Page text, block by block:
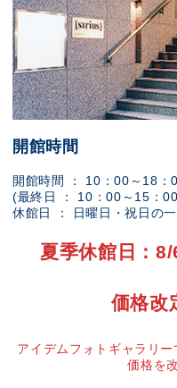
開館時間
開館時間 ： 10：00～18：
(最終日 ： 10：00～15：
休館日 ： 日曜日・祝日の
夏季休館日：8/
価格改
アイデムフォトギャラリ
価格を